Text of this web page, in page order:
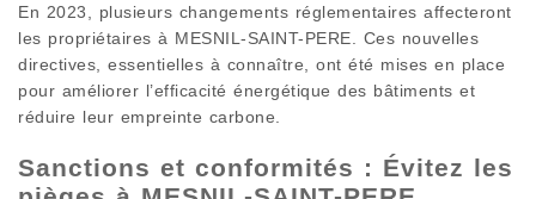
En 2023, plusieurs changements réglementaires affecteront
les propriétaires à MESNIL-SAINT-PERE. Ces nouvelles
directives, essentielles à connaître, ont été mises en place
pour améliorer l’efficacité énergétique des bâtiments et
réduire leur empreinte carbone.
Sanctions et conformités : Évitez les